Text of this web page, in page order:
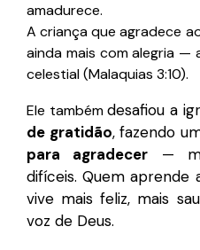
amadurece.
A criança que agradece
ainda mais com alegria —
celestial (Malaquias 3:10).
Ele tambémdesafiou a
de gratidão, fazendo
para agradecer —
difíceis. Quem aprende
vive mais feliz, mais
voz de Deus.